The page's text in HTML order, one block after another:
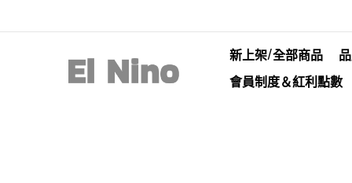
新上架/全部商品
會員制度＆紅利點數